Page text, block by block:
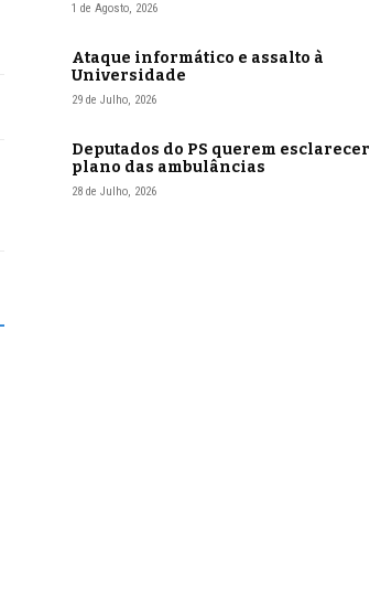
1 de Agosto, 2026
Ataque informático e assalto à
Universidade
29 de Julho, 2026
Deputados do PS querem esclarecer
plano das ambulâncias
28 de Julho, 2026